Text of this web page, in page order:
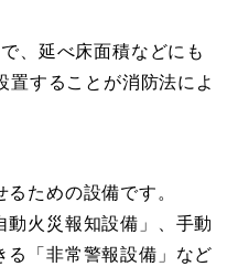
、延べ床面積などにも
置することが消防法によ
ための設備です。
動火災報知設備」、手動
る「非常警報設備」など